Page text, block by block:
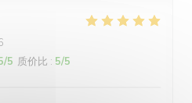
/5 质价比 : 5/5